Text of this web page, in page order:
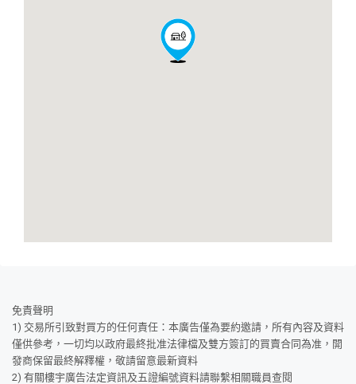
免責聲明
1) 交易所引致對買方的任何責任：本廣告僅為要約邀請，所有內容及資料
僅供參考，一切均以政府最終批准法律檔及雙方簽訂的買賣合同為准，開
發商保留最終解釋權，敬請留意最新資料
2) 有關樓宇廣告法定資訊及五證編號資料請聯繫相關職員查閱